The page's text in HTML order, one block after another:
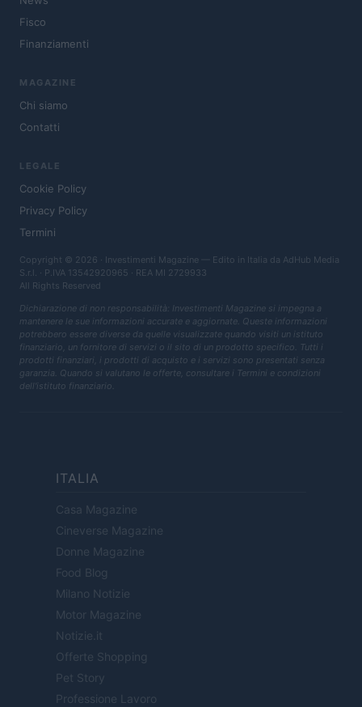
Fisco
Finanziamenti
MAGAZINE
Chi siamo
Contatti
LEGALE
Cookie Policy
Privacy Policy
Termini
Copyright © 2026 · Investimenti Magazine — Edito in Italia da AdHub Media
S.r.l. · P.IVA 13542920965 · REA MI 2729933
All Rights Reserved
Dichiarazione di non responsabilità: Investimenti Magazine si impegna a
mantenere le sue informazioni accurate e aggiornate. Queste informazioni
potrebbero essere diverse da quelle visualizzate quando visiti un istituto
finanziario, un fornitore di servizi o il sito di un prodotto specifico. Tutti i
prodotti finanziari, i prodotti di acquisto e i servizi sono presentati senza
garanzia. Quando si valutano le offerte, consultare i Termini e condizioni
dell'istituto finanziario.
ITALIA
Casa Magazine
Cineverse Magazine
Donne Magazine
Food Blog
Milano Notizie
Motor Magazine
Notizie.it
Offerte Shopping
Pet Story
Professione Lavoro